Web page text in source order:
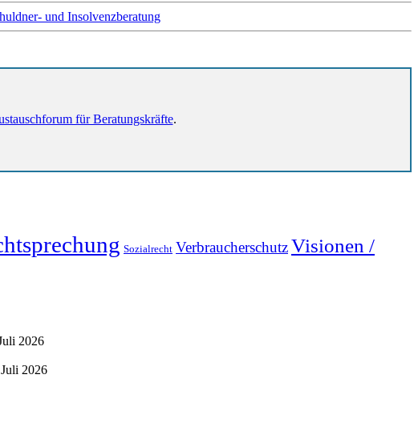
und Insolvenzberatung
für Beratungskräfte.
Sozialrecht VerbraucherschutzVisionen /
2026
2026